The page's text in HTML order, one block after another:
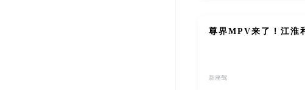
尊界MPV来了！江淮
新座驾